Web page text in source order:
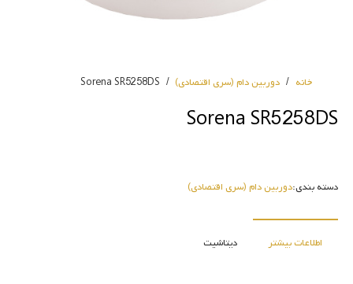
خانه / دوربین دام (سری اقتصادی) /
Sorena SR5258DS
Sorena SR5258DS
دسته بندی:دوربین دام (سری اقتصادی)
اطلاعات بیشتر دیتاشیت